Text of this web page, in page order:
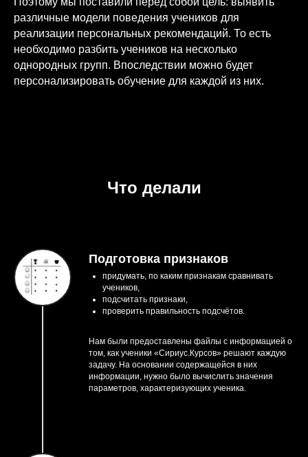
различные модели поведения учеников для
реализации персональных рекомендаций. То есть
необходимо разбить учеников на несколько
однородных групп. Впоследствии можно будет
персонализировать обучение для каждой из них.
Что делали
Подготовка признаков
придумать, по каким признакам сравнивать
учеников,
подсчитать признаки,
проверить правильность подсчётов.
Нам были предоставлены файлы с информацией о
том, как ученики «Сириус.Курсов» решают каждую
задачу. На основании содержащейся в них
информации, нужно было вычислить значения
параметров, характеризующих ученика.